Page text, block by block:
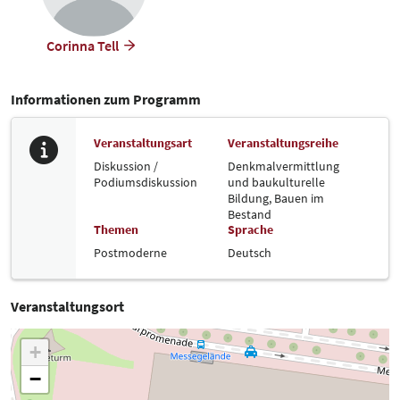
Corinna Tell
Informationen zum Programm
Veranstaltungsart
Diskussion /
Podiumsdiskussion
Veranstaltungsreihe
Denkmalvermittlung
und baukulturelle
Bildung, Bauen im
Bestand
Themen
Postmoderne
Sprache
Deutsch
Veranstaltungsort
+
−